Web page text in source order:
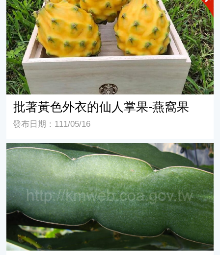
批著黃色外衣的仙人掌果-燕窩果
發布日期：111/05/16
無刺(善龍)